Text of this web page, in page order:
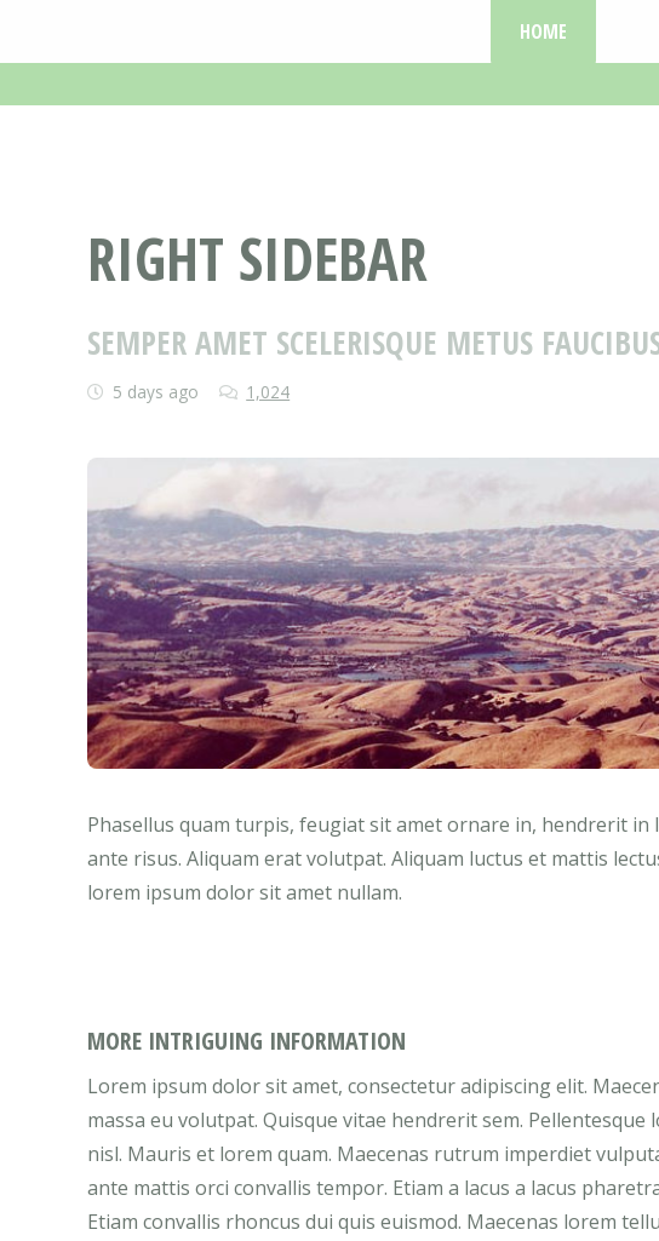
HOME
RIGHT SIDEBAR
SEMPER AMET SCELERISQUE METUS
5 days ago 1,024
Phasellus quam turpis, feugiat sit amet ornare in, hendrerit in
ante risus. Aliquam erat volutpat. Aliquam luctus et mattis
lorem ipsum dolor sit amet nullam.
MORE INTRIGUING INFORMATION
Lorem ipsum dolor sit amet, consectetur adipiscing elit.
massa eu volutpat. Quisque vitae hendrerit sem.
nisl. Mauris et lorem quam. Maecenas rutrum imperdiet
ante mattis orci convallis tempor. Etiam a lacus a lacus
Etiam convallis rhoncus dui quis euismod. Maecenas lorem